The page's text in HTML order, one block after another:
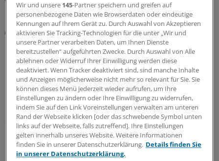
MEHR ZUM THEMA
Kommuniqué
Hauptstadtkongress-Leitung fordert „erhebliche
Investitionen“ in die Cybersicherheit von Kliniken
und Praxen
Das geplante Gesundheitssicherstellungsgesetz muss
nach Überzeugung der wissenschaftlichen Leiterinnen
und Leiter des Hauptstadtkongresses auch die
Cybersicherheit stärken. Ohne mehr Geld funktioniere
das nicht.
16.07.2026
Wir und unsere 145-Partner speichern und greifen auf
personenbezogene Daten wie Browserdaten oder eindeutige
Kennungen auf Ihrem Gerät zu. Durch Auswahl von Akzeptieren
aktivieren Sie Tracking-Technologien für die unter „Wir und
unsere Partner verarbeiten Daten, um Ihnen Dienste
bereitzustellen“ aufgeführten Zwecke. Durch Auswahl von Alle
ablehnen oder Widerruf Ihrer Einwilligung werden diese
deaktiviert. Wenn Tracker deaktiviert sind, sind manche Inhalte
und Anzeigen möglicherweise nicht mehr so relevant für Sie. Sie
können dieses Menü jederzeit wieder aufrufen, um Ihre
Einstellungen zu ändern oder Ihre Einwilligung zu widerrufen,
indem Sie auf den Link Voreinstellungen verwalten am unteren
Rand der Webseite klicken [oder das schwebende Symbol unten
links auf der Webseite, falls zutreffend]. Ihre Einstellungen
gelten innerhalb unseres Website. Weitere Informationen
finden Sie in unserer Datenschutzerklärung. Details finden Sie
in unserer Datenschutzerklärung.